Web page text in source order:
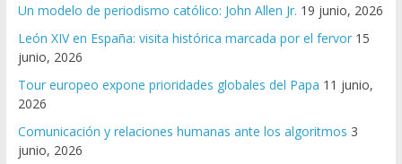
Un modelo de periodismo católico: John Allen Jr. 19 junio, 2026
León XIV en España: visita histórica marcada por el fervor 15
junio, 2026
Tour europeo expone prioridades globales del Papa 11 junio,
2026
Comunicación y relaciones humanas ante los algoritmos 3
junio, 2026